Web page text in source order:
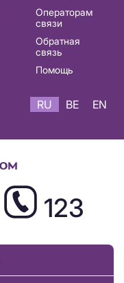
Операторам
связи
Обратная
связь
Помощь
RU BE EN
123